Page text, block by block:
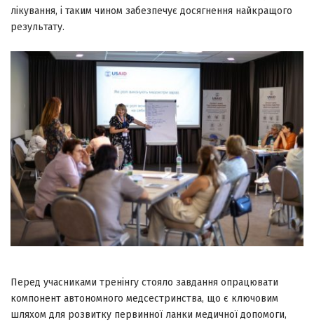
лікування, і таким чином забезпечує досягнення найкращого
результату.
Перед учасниками тренінгу стояло завдання опрацювати
компонент автономного медсестринства, що є ключовим
шляхом для розвитку первинної ланки медичної допомоги,